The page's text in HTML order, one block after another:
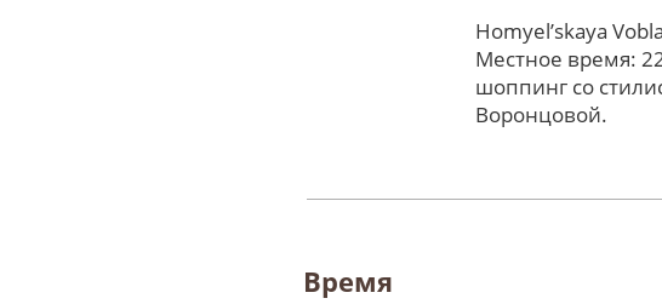
Homyelʼskaya
Местное время:
шоппинг со
Воронцовой.
Время